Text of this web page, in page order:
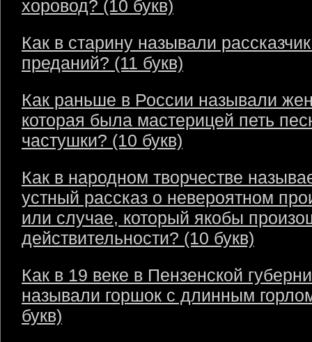
хоровод? (10 букв)
Как в старину называли
преданий? (11 букв)
Как раньше в России называли
которая была мастерицей петь
частушки? (10 букв)
Как в народном творчестве
устный рассказ о невероятном
или случае, который якобы
действительности? (10 букв)
Как в 19 веке в Пензенской
называли горшок с длинным
букв)